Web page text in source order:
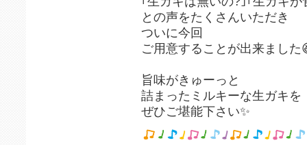
との声をたくさんいただき
ついに今回
ご用意することが出来ました
旨味がきゅーっと
詰まったミルキーな生ガキを
ぜひご堪能下さい✨